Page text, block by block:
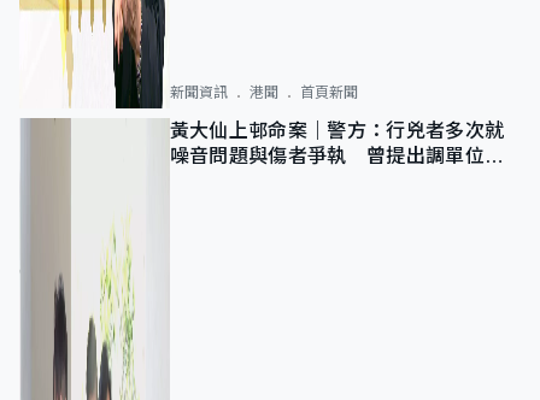
新聞資訊 港聞 首頁新聞
黃大仙上邨命案｜警方：行兇者多次就
噪音問題與傷者爭執 曾提出調單位已